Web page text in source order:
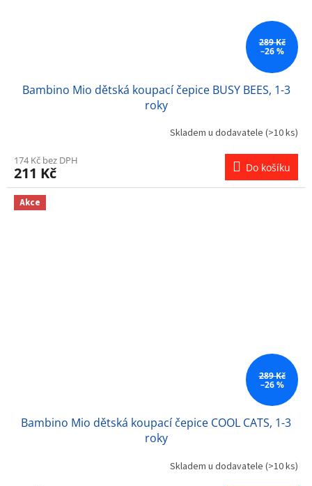
289 Kč
–26 %
Bambino Mio dětská koupací čepice BUSY BEES, 1-3
roky
Skladem u dodavatele (>10 ks)
174 Kč bez DPH
211 Kč Do košíku
Akce
289 Kč
–26 %
Bambino Mio dětská koupací čepice COOL CATS, 1-3
roky
Skladem u dodavatele (>10 ks)